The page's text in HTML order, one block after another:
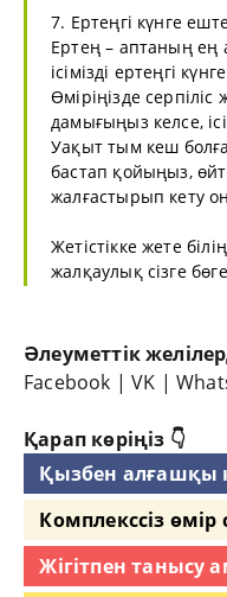
7. Ертеңгі күнге
Ертең – аптаның ең
ісімізді ертеңгі
Өміріңізде
дамығыңыз келсе,
Уақыт тым кеш
бастап қойыңыз,
жалғастырып кету
Жетістікке жете
жалқаулық сізге
Әлеуметтік
Facebook |VK |
Қарап көріңіз 👇
Қызбен алғашқы
Комплекссіз өмір
Жігітпен танысу